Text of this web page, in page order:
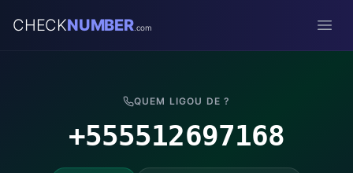
CHECKNUMBER.com
QUEM LIGOU DE ?
+555512697168